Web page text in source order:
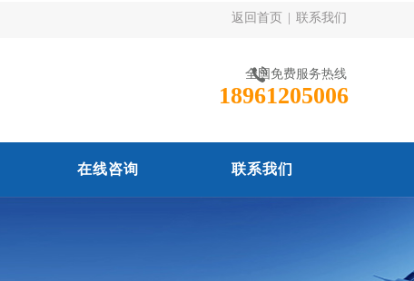
返回首页 联系我们
全国免费服务热线
18961205006
在线咨询 联系我们